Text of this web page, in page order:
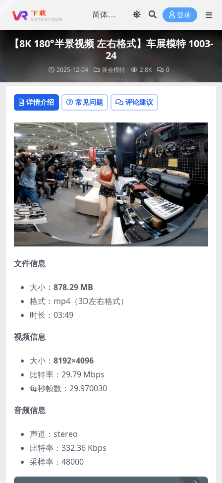
登录
【8K 180°半景视频 左右格式】车展模特 1003-
24
2025-12-04 展会模特 2.8K 0
详情介绍 常见问题 评论建议
文件信息
大小： 878.29 MB
格式：mp4（3D左右格式）
时长：03:49
视频信息
大小： 8192×4096
比特率：29.79 Mbps
每秒帧数：29.970030
音频信息
声道：stereo
比特率：332.36 Kbps
采样率：48000